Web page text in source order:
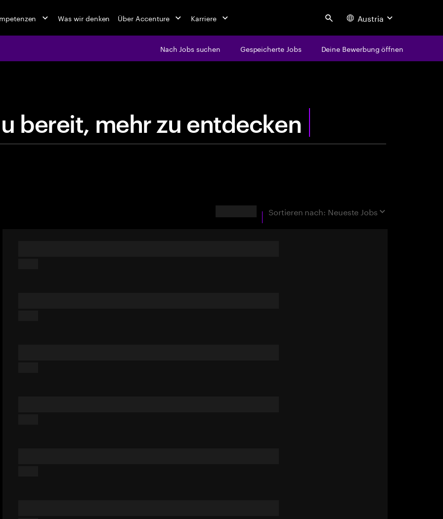
Was wir denken Über Accenture Karriere Search Austria
Nach Jobs suchen Gespeicherte Jobs Deine Bewerbung öffnen
istdubereit,mehrzue
Sortieren nach: Neueste Jobs